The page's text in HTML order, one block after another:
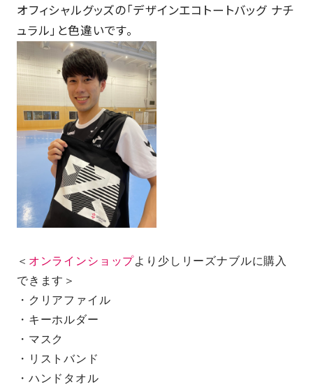
オフィシャルグッズの「デザインエコトートバッグ ナチ
ュラル」と色違いです。
＜ オンラインショップより少しリーズナブルに購入
できます＞
・クリアファイル
・キーホルダー
・マスク
・リストバンド
・ハンドタオル